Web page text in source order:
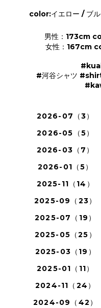
color:イエロー / ブ
男性：173cm
女性：167cm
#河谷シャツ
2026-07（3）
2026-05（5）
2026-03（7）
2026-01（5）
2025-11（14）
2025-09（23）
2025-07（19）
2025-05（25）
2025-03（19）
2025-01（11）
2024-11（24）
2024-09（42）